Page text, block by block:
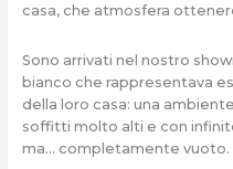
casa, che atmosfera
Sono arrivati nel nostro
bianco che rappresentava
della loro casa: una
soffitti molto alti e con
ma… completamente vuoto.